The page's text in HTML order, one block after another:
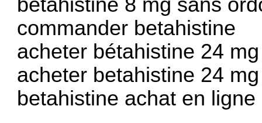
commander betahistine
acheter bétahistine 24 mg
acheter betahistine 24 mg
betahistine achat en ligne